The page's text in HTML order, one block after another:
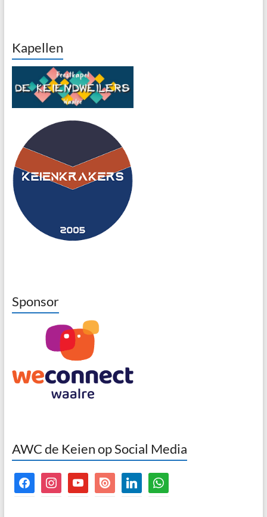
Kapellen
Sponsor
AWC de Keien op Social Media
facebookinstagramyoutubeissuu linkedinwhatsapp